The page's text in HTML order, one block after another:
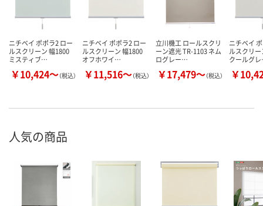
ニチベイ ポポラ2 ロー
ルスクリーン 幅1800
ミスティブ…
￥10,424～（税込）
ニチベイ ポポラ2 ロー
ルスクリーン 幅1800
オフホワイ…
￥11,516～（税込）
立川機工 ロールスクリ
ーン遮光 TR-1103 ネム
ログレー…
￥17,479～（税込）
ニチベイ
ルスクリ
クールグ
￥
人気の商品